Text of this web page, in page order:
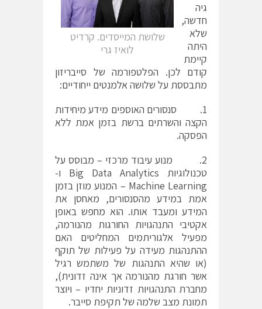
שלושת המייסדים. קרדיט
לואיז גרי
גיה
חדשה,
שלא
היתה
קיימת
קודם לכן. הפלטפורמה של סייבריזון
מתבססת על שלושה אלמנטים ייחודיים:
1. סנסורים האוספים מידע מיחידות
הקצה והשרתים ברשת בזמן אמת ללא
הפסקה.
2. מנוע עיבוד מרכזי – מבוסס על
טכנולוגיות Big Data Analytics ו-
Machine Learning – המנוע מוזן בזמן
אמת במידע מהסנסורים, מאחסן את
המידע ומעבד אותו. הוא מחפש באופן
אקטיבי התנהגויות החורגות מהנורמה,
מפעיל אלגוריתמים המחליטים האם
ההתנהגות מעידה על פעילות של תוקף
(או שהיא התנהגות של משתמש רגיל
אשר חורגת מהנורמה אך אינה זדונית),
מחברת התנהגויות זדוניות יחדיו – ויוצר
תמונת מצב שלמה של תקיפת סייבר.